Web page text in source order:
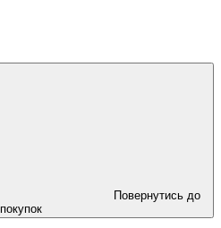
Повернутись до
покупок